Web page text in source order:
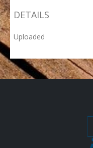
DETAILS
Uploaded